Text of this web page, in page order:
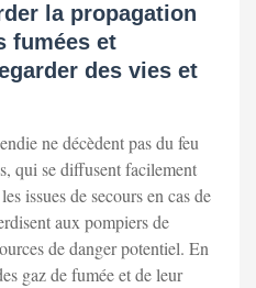
la propagation
fumées et
des vies et
ne décèdent pas du feu
qui se diffusent facilement
issues de secours en cas de
aux pompiers de
de danger potentiel. En
gaz de fumée et de leur